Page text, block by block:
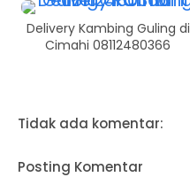
Delivery Kambing Guling di
Cimahi 08112480366
Tidak ada komentar:
Posting Komentar